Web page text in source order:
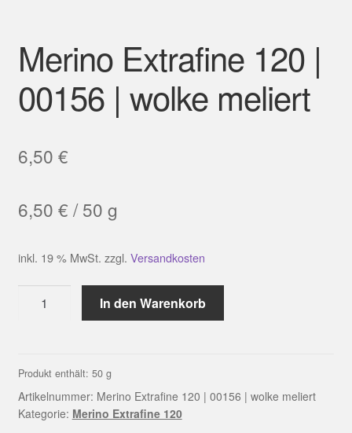
Merino Extrafine 120 |
00156 | wolke meliert
6,50 €
6,50 € /50 g
inkl. 19 % MwSt. zzgl. Versandkosten
Extrafine
00156
|
wolke
In den Warenkorb
Produkt enthält: 50 g
Artikelnummer: Merino Extrafine 120 | 00156 | wolke meliert
Kategorie: Merino Extrafine 120